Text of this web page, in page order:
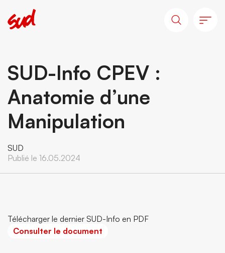
SUD-Info CPEV :
Anatomie d’une
Manipulation
SUD
Publié le 16.05.2024
Télécharger le dernier SUD-Info en PDF
Consulter le document